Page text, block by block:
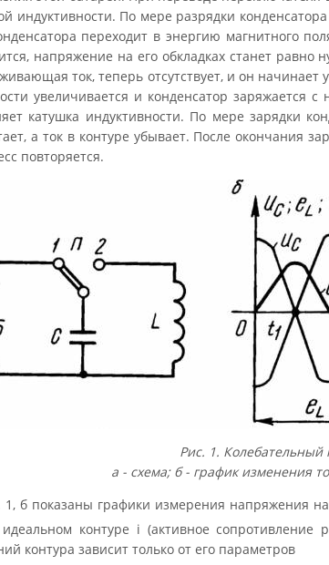
индуктивности. По мере разрядки
переходит в энергию магнитного
напряжение на его обкладках станет
ток, теперь отсутствует, и он
увеличивается и конденсатор заряжается
катушка индуктивности. По мере зарядки
а ток в контуре убывает. После окончания
повторяется.
Рис. 1. Колебательный
а - схема; б - график изменения
1, б показаны графики измерения напряжения
контуре i (активное сопротивление
контура зависит только от его параметров